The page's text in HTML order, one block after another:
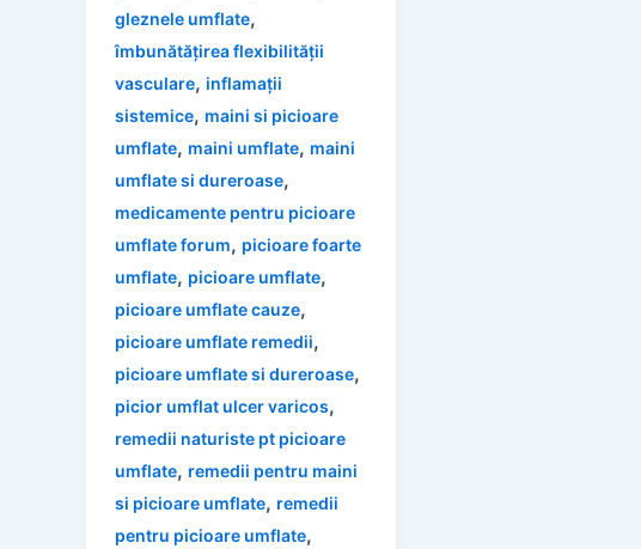
gleznele umflate,
îmbunătățirea flexibilității
vasculare, inflamații
sistemice, maini si picioare
umflate, maini umflate, maini
umflate si dureroase,
medicamente pentru picioare
umflate forum, picioare foarte
umflate, picioare umflate,
picioare umflate cauze,
picioare umflate remedii,
picioare umflate si dureroase,
picior umflat ulcer varicos,
remedii naturiste pt picioare
umflate, remedii pentru maini
si picioare umflate, remedii
pentru picioare umflate,